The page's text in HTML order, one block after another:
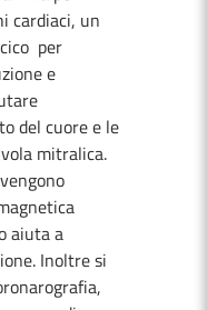
cardiaci, un
per
e
del cuore e le
mitralica.
aiuta a
Inoltre si